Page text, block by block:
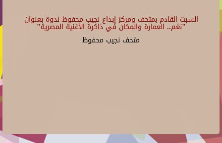
السبت القادم بمتحف ومركز إبداع نجيب محفوظ ندوة بعنوان
"نغم.. العمارة والمكان في ذاكرة الأغنية المصرية"
متحف نجيب محفوظ